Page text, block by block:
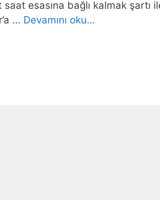
esasına bağlı kalmak şartı
… Devamını oku…